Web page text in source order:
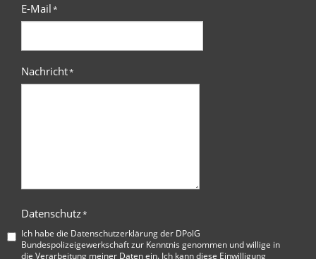
E-Mail*
Nachricht*
Datenschutz*
Ich habe die Datenschutzerklärung der DPolG
Bundespolizeigewerkschaftzur Kenntnis genommen und willige in
die Verarbeitung meiner Daten ein. Ich kann diese Einwilligung